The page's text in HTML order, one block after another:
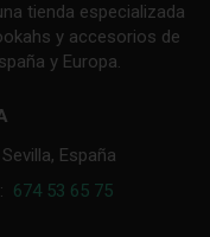
tienda especializada
y accesorios de
y Europa.
España
674 53 65 75